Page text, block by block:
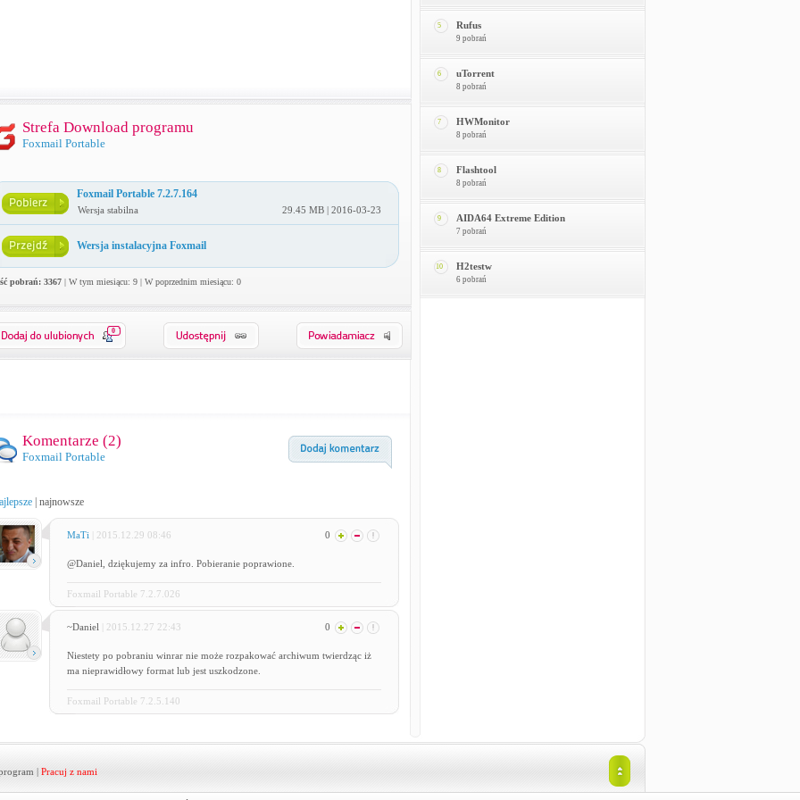
Strefa Download programu
Foxmail Portable
Foxmail Portable 7.2.7.164
Wersja stabilna 29.45 MB | 2016-03-23
Wersja instalacyjna Foxmail
pobrań: 3367| W tym miesiącu: 9 | W poprzednim miesiącu: 0
0
Komentarze (2)
Foxmail Portable
| najnowsze
MaTi | 2015.12.29 08:46 0
@Daniel, dziękujemy za infro. Pobieranie poprawione.
Foxmail Portable 7.2.7.026
~Daniel | 2015.12.27 22:43 0
Niestety po pobraniu winrar nie może rozpakować archiwum twierdząc iż
ma nieprawidłowy format lub jest uszkodzone.
Foxmail Portable 7.2.5.140
5 Rufus
9 pobrań
6 uTorrent
8 pobrań
7 HWMonitor
8 pobrań
8 Flashtool
8 pobrań
9 AIDA64 Extreme Edition
7 pobrań
10 H2testw
6 pobrań
| Pracuj z nami